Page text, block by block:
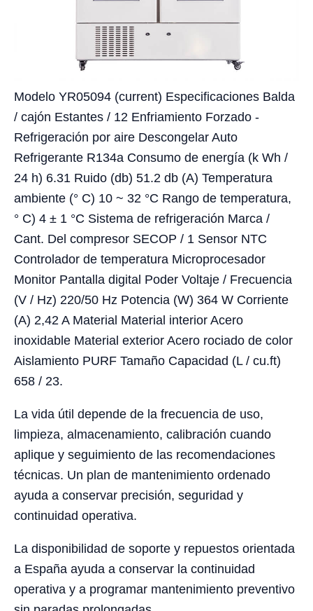
Modelo YR05094 (current) Especificaciones Balda
/ cajón Estantes / 12 Enfriamiento Forzado -
Refrigeración por aire Descongelar Auto
Refrigerante R134a Consumo de energía (k Wh /
24 h) 6.31 Ruido (db) 51.2 db (A) Temperatura
ambiente (° C) 10 ~ 32 °C Rango de temperatura,
° C) 4 ± 1 °C Sistema de refrigeración Marca /
Cant. Del compresor SECOP / 1 Sensor NTC
Controlador de temperatura Microprocesador
Monitor Pantalla digital Poder Voltaje / Frecuencia
(V / Hz) 220/50 Hz Potencia (W) 364 W Corriente
(A) 2,42 A Material Material interior Acero
inoxidable Material exterior Acero rociado de color
Aislamiento PURF Tamaño Capacidad (L / cu.ft)
658 / 23.
La vida útil depende de la frecuencia de uso,
limpieza, almacenamiento, calibración cuando
aplique y seguimiento de las recomendaciones
técnicas. Un plan de mantenimiento ordenado
ayuda a conservar precisión, seguridad y
continuidad operativa.
La disponibilidad de soporte y repuestos orientada
a España ayuda a conservar la continuidad
operativa y a programar mantenimiento preventivo